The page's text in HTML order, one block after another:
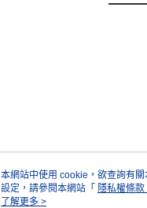
本網站中使用 cookie，欲查詢有
設定，請參閱本網站「 隱私權條款
使用 cookie。
了解更多 >